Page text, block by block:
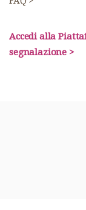
Accedi alla
segnalazione >